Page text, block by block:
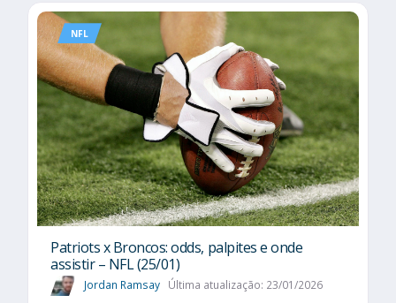
NFL
Patriots x Broncos: odds, palpites e onde
assistir – NFL (25/01)
Jordan Ramsay Última atualização: 23/01/2026